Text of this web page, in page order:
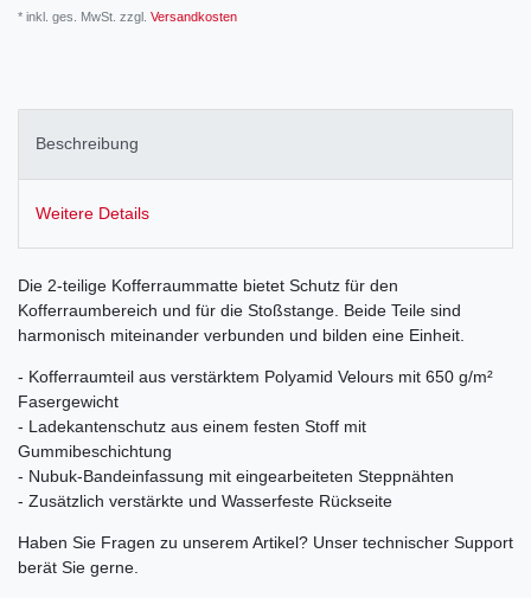
* inkl. ges. MwSt. zzgl. Versandkosten
Beschreibung
Weitere Details
Die 2-teilige Kofferraummatte bietet Schutz für den
Kofferraumbereich und für die Stoßstange. Beide Teile sind
harmonisch miteinander verbunden und bilden eine Einheit.
- Kofferraumteil aus verstärktem Polyamid Velours mit 650 g/m²
Fasergewicht
- Ladekantenschutz aus einem festen Stoff mit
Gummibeschichtung
- Nubuk-Bandeinfassung mit eingearbeiteten Steppnähten
- Zusätzlich verstärkte und Wasserfeste Rückseite
Haben Sie Fragen zu unserem Artikel? Unser technischer Support
berät Sie gerne.